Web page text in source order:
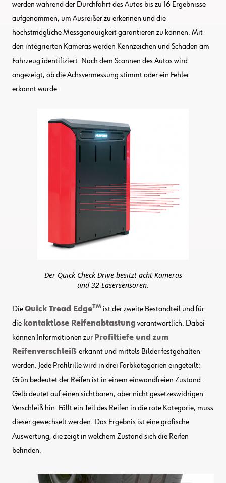
werden während der Durchfahrt des Autos bis zu 16 Ergebnisse
aufgenommen, um Ausreißer zu erkennen und die
höchstmögliche Messgenauigkeit garantieren zu können. Mit
den integrierten Kameras werden Kennzeichen und Schäden am
Fahrzeug identifiziert. Nach dem Scannen des Autos wird
angezeigt, ob die Achsvermessung stimmt oder ein Fehler
erkannt wurde.
Der Quick Check Drive besitzt acht Kameras
und 32 Lasersensoren.
DieQuick Tread EdgeTM ist der zweite Bestandteil und für
die kontaktlose Reifenabtastung verantwortlich. Dabei
können Informationen zur Profiltiefe und zum
Reifenverschleiß erkannt und mittels Bilder festgehalten
werden. Jede Profilrille wird in drei Farbkategorien eingeteilt:
Grün bedeutet der Reifen ist in einem einwandfreien Zustand.
Gelb deutet auf einen sichtbaren, aber nicht gesetzeswidrigen
Verschleiß hin. Fällt ein Teil des Reifen in die rote Kategorie, muss
dieser gewechselt werden. Das Ergebnis ist eine grafische
Auswertung, die zeigt in welchem Zustand sich die Reifen
befinden.